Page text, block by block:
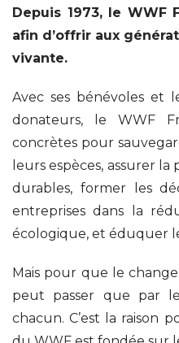
Depuis 1973, le WWF
afin d’offrir aux
vivante.
Avec ses bénévoles et
donateurs, le WWF
concrètes pour
leurs espèces, assurer
durables, former les
entreprises dans la
écologique, et éduquer
Mais pour que le
peut passer que par
chacun. C’est la raison